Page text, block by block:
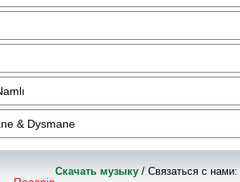
& Dysmane
Скачать музыку/ Связаться с нами: